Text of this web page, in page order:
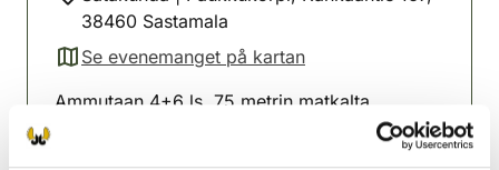
38460 Sastamala
Se evenemanget på kartan
(avautuu uuteen välilehteen)
Ammutaan 4+6 ls, 75 metrin matkalta.